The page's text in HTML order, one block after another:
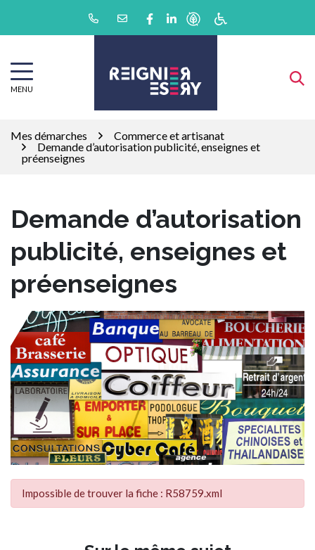
Lien vers le compte Facebook
Lien vers le compte Linkedin
MENU
Mes démarches
Commerce et artisanat
Demande d’autorisation publicité, enseignes et
préenseignes
Demande d’autorisation
publicité, enseignes et
préenseignes
Impossible de trouver la fiche : R58759.xml